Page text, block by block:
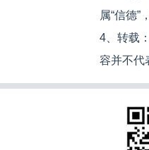
属“信德
4、转载
容并不代